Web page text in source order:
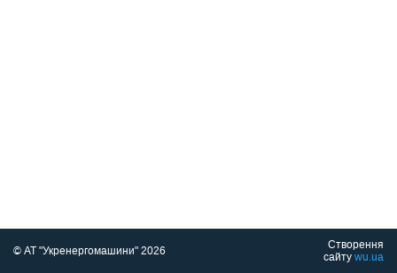
© АТ "Укренергомашини" 2026
Створення
сайтуwu.ua